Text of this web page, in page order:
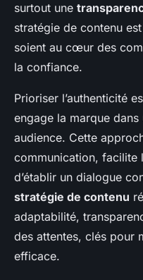
surtout une
stratégie de contenu
soient au cœur des
la confiance.
Prioriser l’authenticité
engage la marque
audience. Cette
communication, facilite
d’établir un dialogue
stratégie de contenu
adaptabilité,
des attentes, clés pour
efficace.